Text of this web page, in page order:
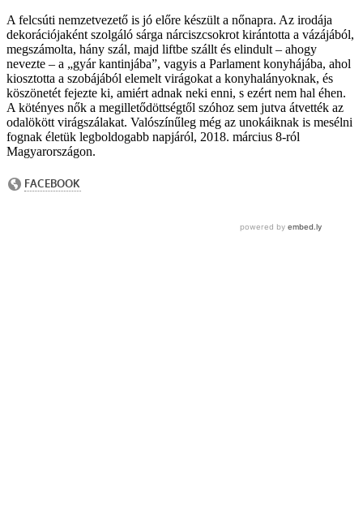
A felcsúti nemzetvezető is jó előre készült a nőnapra. Az irodája
dekorációjaként szolgáló sárga nárciszcsokrot kirántotta a vázájából,
megszámolta, hány szál, majd liftbe szállt és elindult – ahogy
nevezte – a „gyár kantinjába”, vagyis a Parlament konyhájába, ahol
kiosztotta a szobájából elemelt virágokat a konyhalányoknak, és
köszönetét fejezte ki, amiért adnak neki enni, s ezért nem hal éhen.
A kötényes nők a megilletődöttségtől szóhoz sem jutva átvették az
odalökött virágszálakat. Valószínűleg még az unokáiknak is mesélni
fognak életük legboldogabb napjáról, 2018. március 8-ról
Magyarországon.